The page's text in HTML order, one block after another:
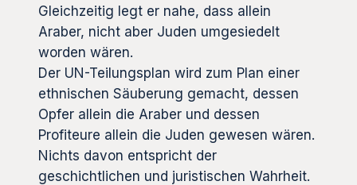
Gleichzeitig legt er nahe, dass allein
Araber, nicht aber Juden umgesiedelt
worden wären.
Der UN-Teilungsplan wird zum Plan einer
ethnischen Säuberung gemacht, dessen
Opfer allein die Araber und dessen
Profiteure allein die Juden gewesen wären.
Nichts davon entspricht der
geschichtlichen und juristischen Wahrheit.